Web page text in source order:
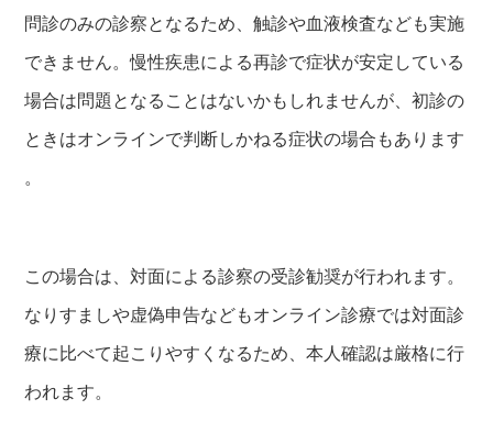
問診のみの診察となるため、触診や血液検査なども実施
できません。慢性疾患による再診で症状が安定している
場合は問題となることはないかもしれませんが、初診の
ときはオンラインで判断しかねる症状の場合もあります
。
この場合は、対面による診察の受診勧奨が行われます。
なりすましや虚偽申告などもオンライン診療では対面診
療に比べて起こりやすくなるため、本人確認は厳格に行
われます。